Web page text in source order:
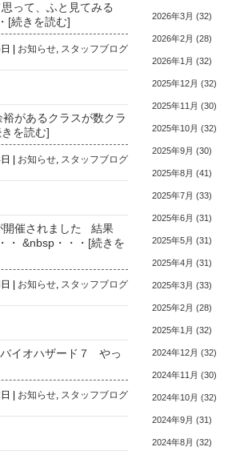
って、ふと見てみる
[続きを読む]
| お知らせ, スタッフブログ
があるクラスが数クラ
きを読む]
| お知らせ, スタッフブログ
開催されました 結果
・ &nbsp ・・・[続きを
| お知らせ, スタッフブログ
イオハザード７ やっ
| お知らせ, スタッフブログ
2026年3月 (32)
2026年2月 (28)
2026年1月 (32)
2025年12月 (32)
2025年11月 (30)
2025年10月 (32)
2025年9月 (30)
2025年8月 (41)
2025年7月 (33)
2025年6月 (31)
2025年5月 (31)
2025年4月 (31)
2025年3月 (33)
2025年2月 (28)
2025年1月 (32)
2024年12月 (32)
2024年11月 (30)
2024年10月 (32)
2024年9月 (31)
2024年8月 (32)